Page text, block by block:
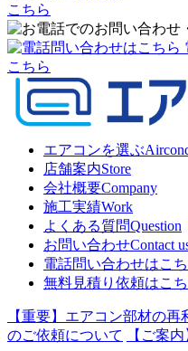
こちら
こちら
エアコンを選ぶ
店舗案内Store
会社概要Company
施工実績Work
よくある質問Question
お問い合わせContact
電話問い合わせはこ
無料見積り依頼はこ
【重要】エアコン部材の再
のご依頼について
【ご案